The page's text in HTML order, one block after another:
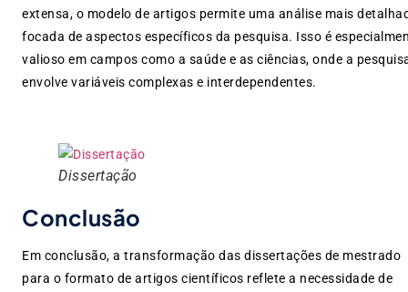
extensa, o modelo de artigos permite uma análise mais
focada de aspectos específicos da pesquisa. Isso é
valioso em campos como a saúde e as ciências, onde a
envolve variáveis complexas e interdependentes.
Dissertação
Conclusão
Em conclusão, a transformação das dissertações de mestrado
para o formato de artigos científicos reflete a necessidade de